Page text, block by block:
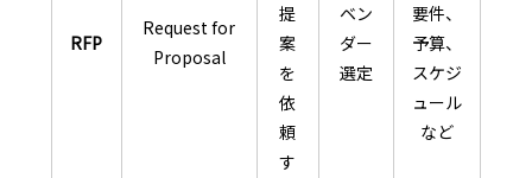
RFP
Request for
Proposal
提
案
を
依
頼
す
ベン
ダー
選定
要件、
予算、
スケジ
ュール
など